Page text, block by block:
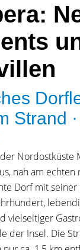
Strand
Nordostküste
nah am
Dorf mit
vielseitiger
der Insel. Die